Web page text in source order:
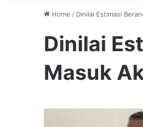
Home / Dinilai Estimasi
Dinilai
Masuk